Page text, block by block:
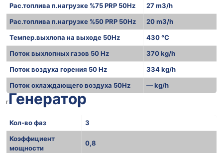
Рас.топлива п.нагрузке %75 PRP 50Hz
27 m3/h
Рас.топлива п.нагрузке %50 PRP 50Hz
20 m3/h
Темпер.выхлопа на выходе 50Hz
430 °C
Поток выхлопных газов 50 Hz
370 kg/h
Поток воздуха горения 50 Hz
334 kg/h
Поток охлаждающего воздуха 50Hz
— kg/h
rГенератор
Кол-во фаз
3
Коэффициент
мощности
0,8